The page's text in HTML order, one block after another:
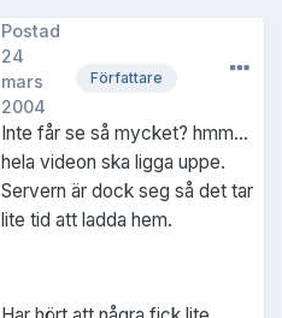
Författare
Postad
24
mars
2004
Inte får se så mycket? hmm...
hela videon ska ligga uppe.
Servern är dock seg så det tar
lite tid att ladda hem.